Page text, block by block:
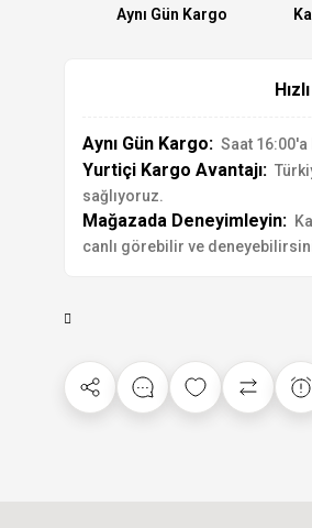
Aynı Gün Kargo
Aynı Gün Kargo: Saat
Yurtiçi Kargo Avantajı:
sağlıyoruz.
Mağazada Deneyimleyin:
canlı görebilir ve